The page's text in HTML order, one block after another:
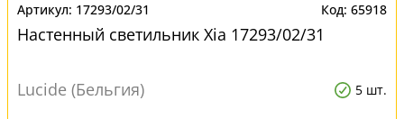
17293/02/31 65918
Настенный светильник Xia 17293/02/31
Lucide (Бельгия) 5 шт.